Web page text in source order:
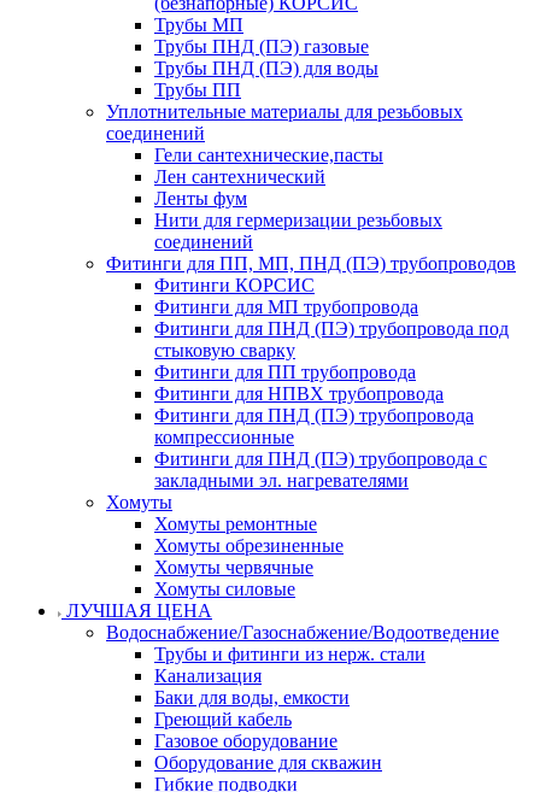
Трубы МП
Трубы ПНД (ПЭ) газовые
Трубы ПНД (ПЭ) для воды
Трубы ПП
Уплотнительные материалы для резьбовых
соединений
Гели сантехнические,пасты
Лен сантехнический
Ленты фум
Нити для гермеризации резьбовых
соединений
Фитинги для ПП, МП, ПНД (ПЭ) трубопроводов
Фитинги КОРСИС
Фитинги для МП трубопровода
Фитинги для ПНД (ПЭ) трубопровода под
стыковую сварку
Фитинги для ПП трубопровода
Фитинги для НПВХ трубопровода
Фитинги для ПНД (ПЭ) трубопровода
компрессионные
Фитинги для ПНД (ПЭ) трубопровода с
закладными эл. нагревателями
Хомуты
Хомуты ремонтные
Хомуты обрезиненные
Хомуты червячные
Хомуты силовые
ЛУЧШАЯ ЦЕНА
Водоснабжение/Газоснабжение/Водоотведение
Трубы и фитинги из нерж. стали
Канализация
Баки для воды, емкости
Греющий кабель
Газовое оборудование
Оборудование для скважин
Гибкие подводки